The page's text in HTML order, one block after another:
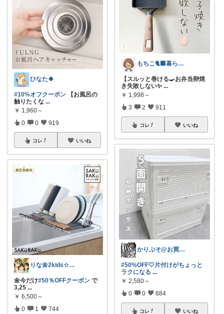
ひなた🍀
#10%オフクーポン 【お風呂の
触りたくな ...
￥ 1,960～
0 0 919
コレ いいね
りな🌼2kids☆毎日をちょっと快適に
🌼今だけ#50％OFFクーポン で
3,25 ...
￥ 6,500～
0 1 744
もちこ🐈‍⬛暮らしのお気に入り🌷
【スルッと巻ける🍳お弁当卵焼
き失敗しない✨ ...
￥ 1,998～
3 2 911
コレ いいね
かりぷそ@お買い物の応援します
#50%OFF🤍片付けがちょっと
ラクになる ...
￥ 2,580～
0 0 884
コレ いいね